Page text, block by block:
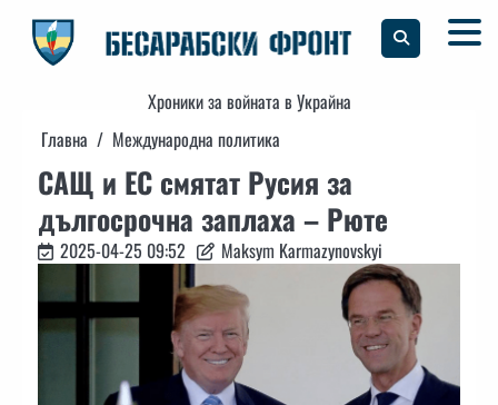
content
Хроники за войната в Украйна
Главна
Международна политика
САЩ и ЕС смятат Русия за
дългосрочна заплаха – Рюте
2025-04-25 09:52 Maksym Karmazynovskyi